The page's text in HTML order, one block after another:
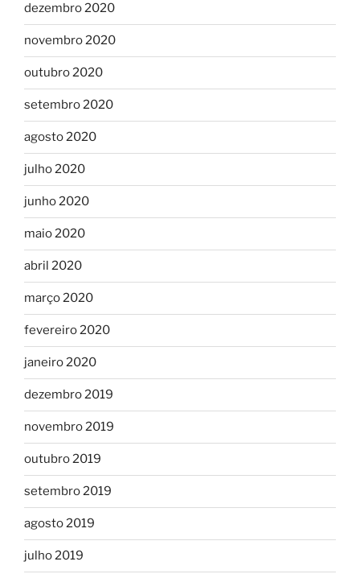
dezembro 2020
novembro 2020
outubro 2020
setembro 2020
agosto 2020
julho 2020
junho 2020
maio 2020
abril 2020
março 2020
fevereiro 2020
janeiro 2020
dezembro 2019
novembro 2019
outubro 2019
setembro 2019
agosto 2019
julho 2019